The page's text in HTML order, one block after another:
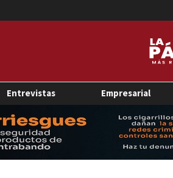
Entrevistas Empresarial